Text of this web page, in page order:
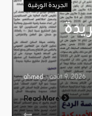
الجريدة الورقية
جريدة
ahmed - août 9, 2026
Read More